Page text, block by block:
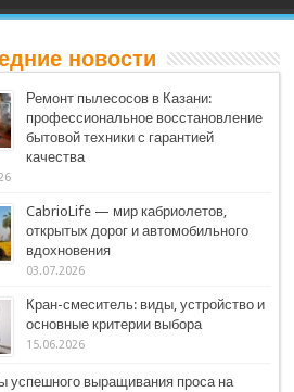
новости
Ремонт пылесосов в Казани:
профессиональное восстановление
бытовой техники с гарантией
качества
CabrioLife — мир кабриолетов,
открытых дорог и автомобильного
вдохновения
03.07.2026
Кран-смеситель: виды, устройство и
основные критерии выбора
15.06.2026
успешного выращивания проса на